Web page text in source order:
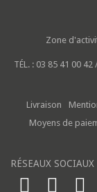
Zone
TÉL. : 03 85 41 00 42
Livraison
Moyens de
RÉSEAUX SOCIAUX